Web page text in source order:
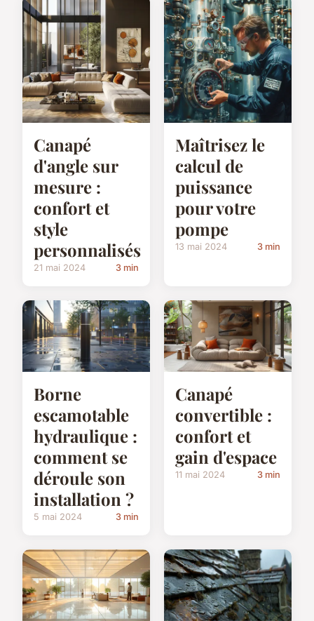
Canapé
d'angle sur
mesure :
confort et
style
personnalisés
21 mai 2024 3 min
Maîtrisez le
calcul de
puissance
pour votre
pompe
13 mai 2024 3 min
Borne
escamotable
hydraulique :
comment se
déroule son
installation ?
5 mai 2024 3 min
Canapé
convertible :
confort et
gain d'espace
11 mai 2024 3 min